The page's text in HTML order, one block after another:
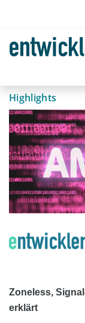
Highlights
Zoneless,
erklärt